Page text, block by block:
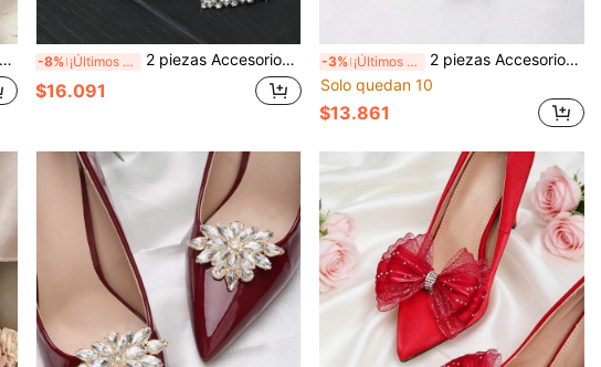
-8% ¡Últimos 3 días 2 piezas Accesorios de zapatos desmontables DIY, hebilla cuadrada de metal blanco con rhinestones, elegantes y de moda, clips para zapatos, negro/blanco/rojo, adecuados para tacones altos, tacones, zapatos de oficina/negocios
$16.091
-3% ¡Últimos 3 días
2 piezas Accesorios desmontables DIY para zapatos, decoración de cristal artificial en forma de luna negra/dorada para tacones altos, elegantes decoraciones de moda para zapatos de mujer con tacones, planos, sandalias, bombas, boda, fiesta y trabajo
Solo quedan 10
$13.861